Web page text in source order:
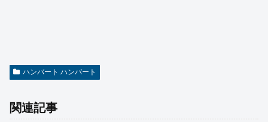
ハンバート ハンバート
関連記事